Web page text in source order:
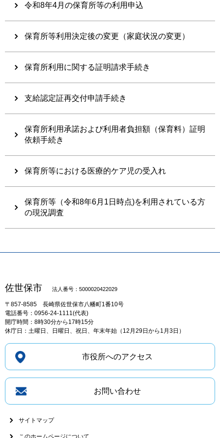
令和8年4月の保育所等の利用申込
保育所等利用決定後の変更（家庭状況の変更）
保育所利用に関する証明請求手続き
支給認定証再交付申請手続き
保育所利用承諾および利用者負担額（保育料）証明
依頼手続き
保育所等における医療的ケア児の受入れ
保育所等（令和8年6月1日時点)を利用されている方
の現況調査
佐世保市 法人番号：5000020422029
〒857-8585 長崎県佐世保市八幡町1番10号
電話番号：0956-24-1111(代表)
開庁時間：8時30分から17時15分
休庁日：土曜日、日曜日、祝日、年末年始（12月29日から1月3日）
市役所へのアクセス
お問い合わせ
サイトマップ
このホームページについて